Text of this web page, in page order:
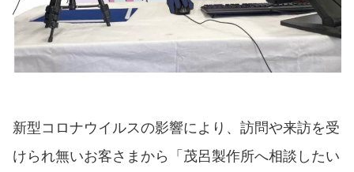
新型コロナウイルスの影響により、訪問や来訪を受
けられ無いお客さまから「茂呂製作所へ相談したい